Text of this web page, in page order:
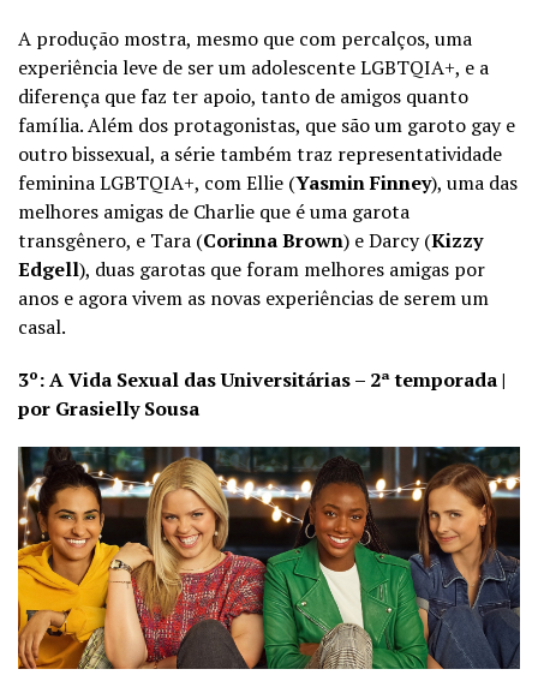
A produção mostra, mesmo que com percalços, uma
experiência leve de ser um adolescente LGBTQIA+, e a
diferença que faz ter apoio, tanto de amigos quanto
família. Além dos protagonistas, que são um garoto gay e
outro bissexual, a série também traz representatividade
feminina LGBTQIA+, com Ellie (Yasmin Finney), uma das
melhores amigas de Charlie que é uma garota
transgênero, e Tara (Corinna Brown) e Darcy (Kizzy
Edgell), duas garotas que foram melhores amigas por
anos e agora vivem as novas experiências de serem um
casal.
3º: A Vida Sexual das Universitárias – 2ª temporada |
por Grasielly Sousa